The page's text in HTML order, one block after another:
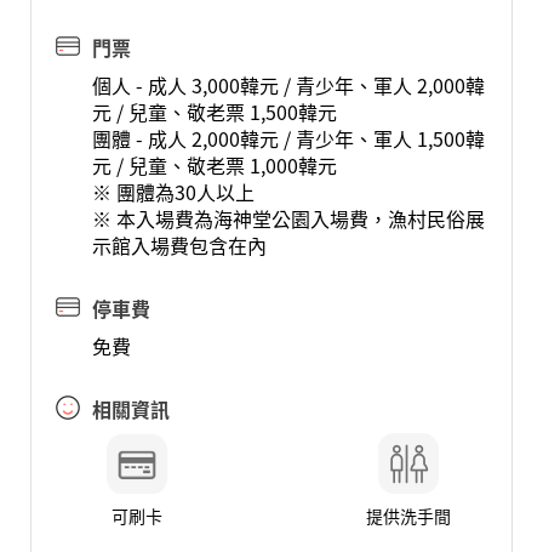
門票
個人 - 成人 3,000韓元 / 青少年、軍人 2,000韓
元 / 兒童、敬老票 1,500韓元
團體 - 成人 2,000韓元 / 青少年、軍人 1,500韓
元 / 兒童、敬老票 1,000韓元
※ 團體為30人以上
※ 本入場費為海神堂公園入場費，漁村民俗展
示館入場費包含在內
停車費
免費
相關資訊
可刷卡 提供洗手間